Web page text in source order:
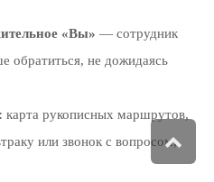
«Вы» — сотрудник
обратиться, не дожидаясь
карта рукописных маршрутов,
или звонок с вопросом,
to